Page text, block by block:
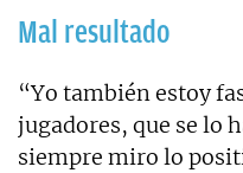
Mal resultado
“Yo también estoy
jugadores, que se lo
siempre miro lo